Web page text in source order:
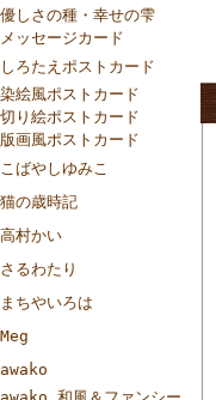
優しさの種・幸せの雫
メッセージカード
しろたえポストカード
染絵風ポストカード
切り絵ポストカード
版画風ポストカード
こばやしゆみこ
猫の歳時記
高村かい
さるわたり
まちやいろは
Meg
awako